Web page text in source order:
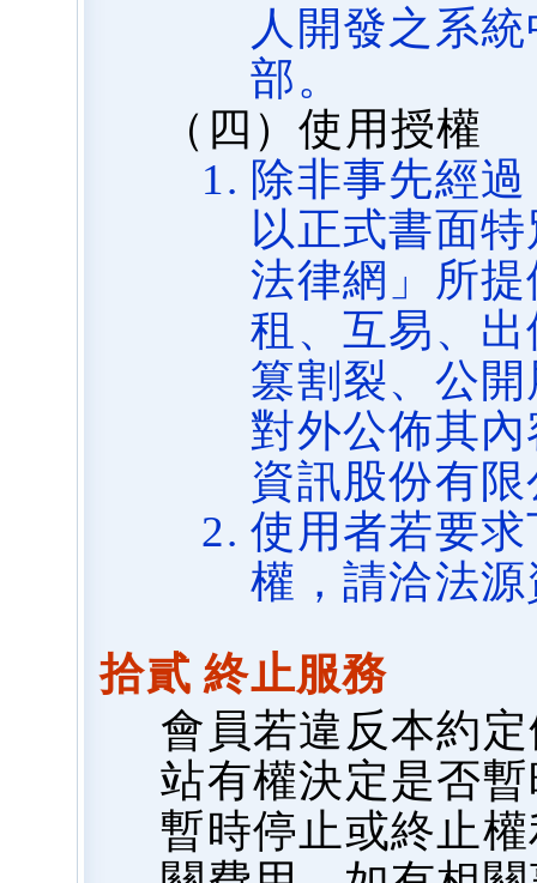
人開發之系
部。
（四）使用授權
除非事先經
以正式書面
法律網」所
租、互易、
篡割裂、公
對外公佈其
資訊股份有
使用者若要
權，請洽法
拾貳 終止服務
會員若違反本約
站有權決定是否
暫時停止或終止